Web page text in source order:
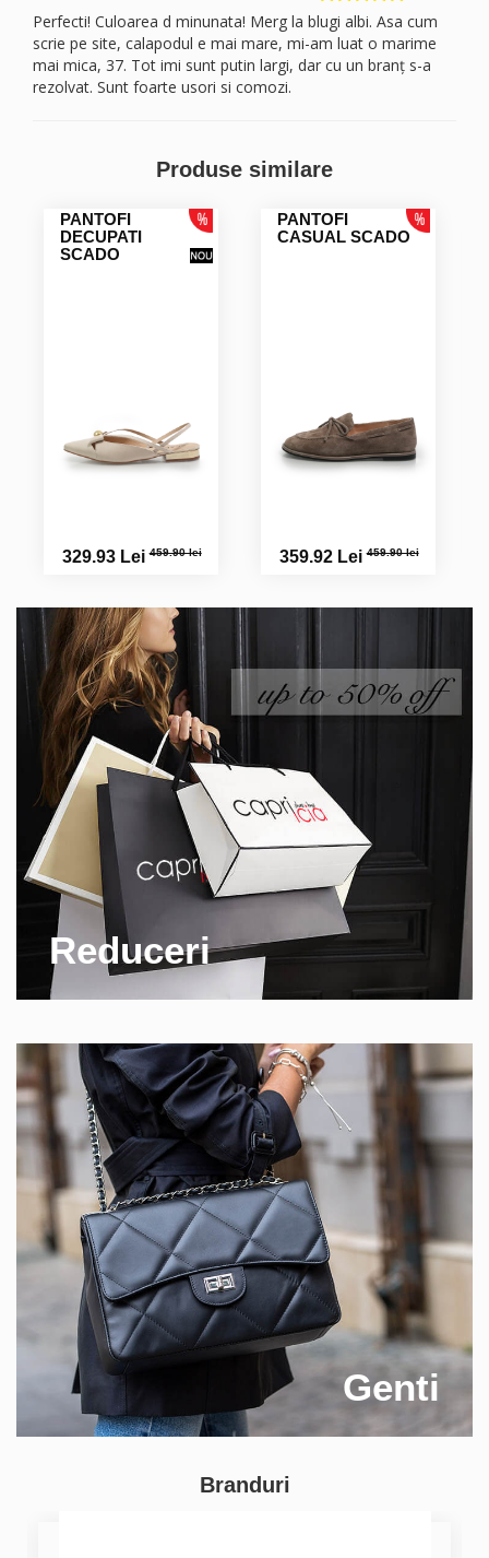
Perfecti! Culoarea d minunata! Merg la blugi albi. Asa cum
scrie pe site, calapodul e mai mare, mi-am luat o marime
mai mica, 37. Tot imi sunt putin largi, dar cu un branț s-a
rezolvat. Sunt foarte usori si comozi.
picioarele mai late. Minunati si la condus, recomand!
Produse similare
PANTOFI
DECUPATI
SCADO
329.93 Lei459.90 lei
PANTOFI
CASUAL SCADO
359.92 Lei459.90 lei
Reduceri
Genti
Branduri